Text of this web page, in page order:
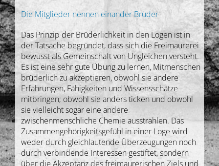
Die Mitglieder nennen einander Brüder
Das Prinzip der Brüderlichkeit in den Logen ist in
der Tatsache begründet, dass sich die Freimaurerei
bewusst als Gemeinschaft von Ungleichen versteht.
Es ist eine sehr gute Übung zu lernen, Mitmenschen
brüderlich zu akzeptieren, obwohl sie andere
Erfahrungen, Fähigkeiten und Wissensschätze
mitbringen; obwohl sie anders ticken und obwohl
sie vielleicht sogar eine andere
zwischenmenschliche Chemie ausstrahlen. Das
Zusammengehörigkeitsgefühl in einer Loge wird
weder durch gleichlautende Überzeugungen noch
durch verbindende Interessen gestiftet, sondern
über die Akzeptanz des freimaurerischen Ziels und